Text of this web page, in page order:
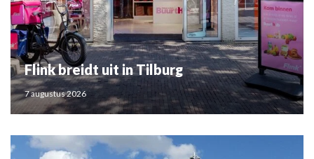
Flink breidt uit in Tilburg
7 augustus 2026